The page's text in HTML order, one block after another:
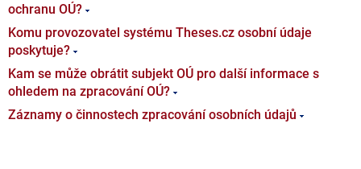
ochranu OÚ?
Komu provozovatel systému Theses.cz osobní údaje
poskytuje?
Kam se může obrátit subjekt OÚ pro další informace s
ohledem na zpracování OÚ?
Záznamy o činnostech zpracování osobních údajů